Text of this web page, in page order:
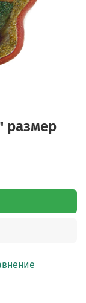
размер